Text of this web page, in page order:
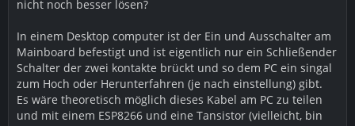
nicht noch besser lösen?
In einem Desktop computer ist der Ein und Ausschalter am
Mainboard befestigt und ist eigentlich nur ein Schließender
Schalter der zwei kontakte brückt und so dem PC ein singal
zum Hoch oder Herunterfahren (je nach einstellung) gibt.
Es wäre theoretisch möglich dieses Kabel am PC zu teilen
und mit einem ESP8266 und eine Tansistor (vielleicht, bin